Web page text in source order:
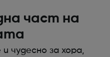
част на
чудесно за хора,